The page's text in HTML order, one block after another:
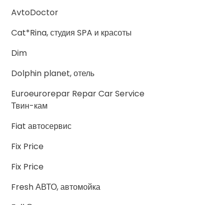
AvtoDoctor
Cat*Rina, студия SPA и красоты
Dim
Dolphin planet, отель
Euroeurorepar Repar Car Service
Твин-кам
Fiat автосервис
Fix Price
Fix Price
Fresh АВТО, автомойка